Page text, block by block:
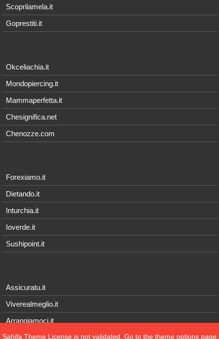
Scoprilamela.it
Goprestiti.it
Okceliachia.it
Mondopiercing.it
Mammaperfetta.it
Chesignifica.net
Chenozze.com
Forexiamo.it
Dietando.it
Inturchia.it
Ioverde.it
Sushipoint.it
Assicuratu.it
Viverealmeglio.it
Arrangiamoci.it
Sahifa Theme License is not validated, Go to the theme options page